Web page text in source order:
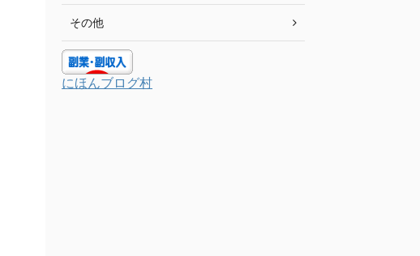
その他
にほんブログ村